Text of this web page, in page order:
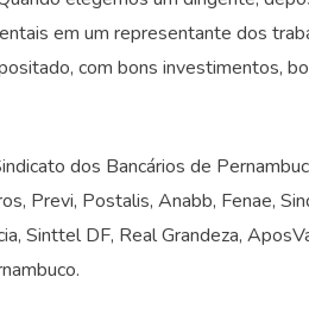
em um representante dos
com bons investimentos,
dos Bancários de
Previ, Postalis, Anabb, Fenae,
Sinttel DF, Real Grandeza,